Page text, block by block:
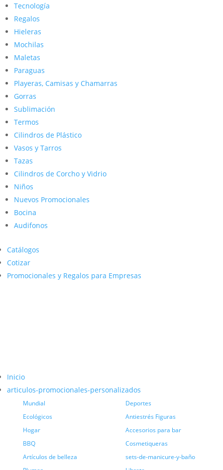
Tecnología
Regalos
Hieleras
Mochilas
Maletas
Paraguas
Playeras, Camisas y Chamarras
Gorras
Sublimación
Termos
Cilindros de Plástico
Vasos y Tarros
Tazas
Cilindros de Corcho y Vidrio
Niños
Nuevos Promocionales
Bocina
Audifonos
Catálogos
Cotizar
Promocionales y Regalos para Empresas
Inicio
articulos-promocionales-personalizados
Mundial
Deportes
Ecológicos
Antiestrés Figuras
Hogar
Accesorios para bar
BBQ
Cosmetiqueras
Artículos de belleza
sets-de-manicure-y-baño